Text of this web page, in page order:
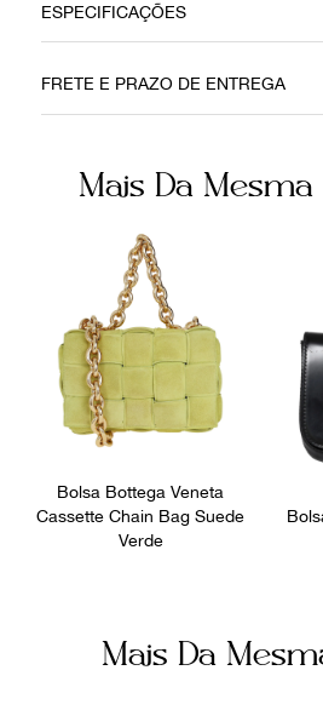
ESPECIFICAÇÕES
Couro
Encaixe Dust
Número de Série
Ocasião
Dia a Dia
FRETE E PRAZO DE ENTREGA
Mais Da
Bolsa Bottega Veneta
Cassette Chain Bag Suede
Verde
Mais Da